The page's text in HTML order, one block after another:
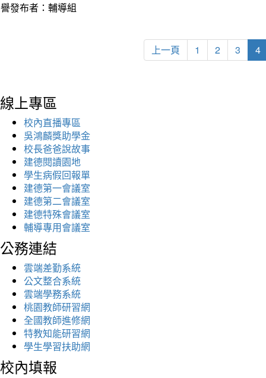
發布者：輔導組
上一頁 1 2 3 4
線上專區
校內直播專區
吳鴻麟獎助學金
校長爸爸說故事
建德閱讀園地
學生病假回報單
建德第一會議室
建德第二會議室
建德特殊會議室
輔導專用會議室
公務連結
雲端差勤系統
公文整合系統
雲端學務系統
桃園教師研習網
全國教師進修網
特教知能研習網
學生學習扶助網
校內填報